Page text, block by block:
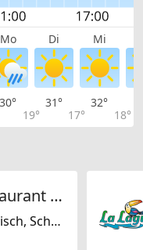
Mo Di Mi
30°
19°
31°
17°
32°
18°
La Lembaz Restaurant Pizzeria
Französisch, Italienisch, Schweizerisch, Glutenfrei, Laktosefrei, Nussfrei, Sojafrei